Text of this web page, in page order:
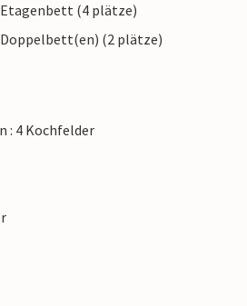
(4 plätze)
(2 plätze)
: 4 Kochfelder